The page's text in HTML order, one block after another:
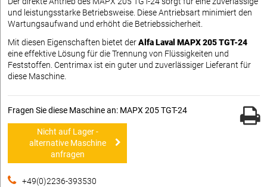
und leistungsstarke Betriebsweise. Diese Antriebsart minimiert den
Wartungsaufwand und erhöht die Betriebssicherheit.
Mit diesen Eigenschaften bietet derAlfa Laval MAPX 205 TGT-24
eine effektive Lösung für die Trennung von Flüssigkeiten und
Feststoffen. Centrimax ist ein guter und zuverlässiger Lieferant für
diese Maschine.
Fragen Sie diese Maschine an: MAPX 205 TGT-24
Nicht auf Lager -
alternative Maschine
anfragen
+49(0)2236-393530